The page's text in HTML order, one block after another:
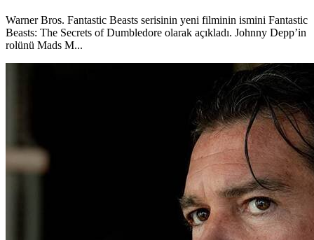
Warner Bros. Fantastic Beasts serisinin yeni filminin ismini Fantastic
Beasts: The Secrets of Dumbledore olarak açıkladı. Johnny Depp’in
rolünü Mads M...